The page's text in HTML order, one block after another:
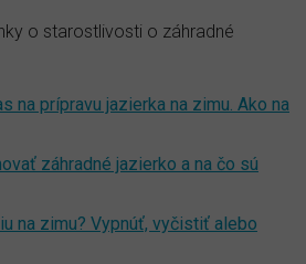
o starostlivosti o záhradné
na prípravu jazierka na zimu. Ako na
záhradné jazierko a na čo sú
na zimu? Vypnúť, vyčistiť alebo